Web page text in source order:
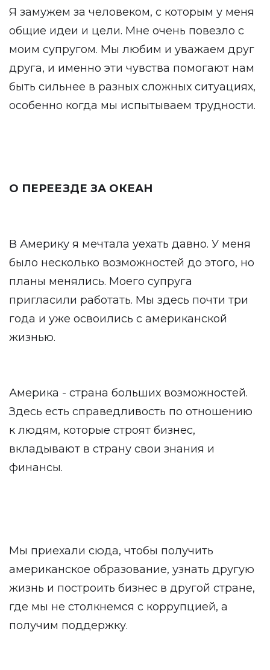
Я замужем за человеком, с которым у меня
общие идеи и цели. Мне очень повезло с
моим супругом. Мы любим и уважаем друг
друга, и именно эти чувства помогают нам
быть сильнее в разных сложных ситуациях,
особенно когда мы испытываем трудности.
О ПЕРЕЕЗДЕ ЗА ОКЕАН
В Америку я мечтала уехать давно. У меня
было несколько возможностей до этого, но
планы менялись. Моего супруга
пригласили работать. Мы здесь почти три
года и уже освоились с американской
жизнью.
Америка - страна больших возможностей.
Здесь есть справедливость по отношению
к людям, которые строят бизнес,
вкладывают в страну свои знания и
финансы.
Мы приехали сюда, чтобы получить
американское образование, узнать другую
жизнь и построить бизнес в другой стране,
где мы не столкнемся с коррупцией, а
получим поддержку.